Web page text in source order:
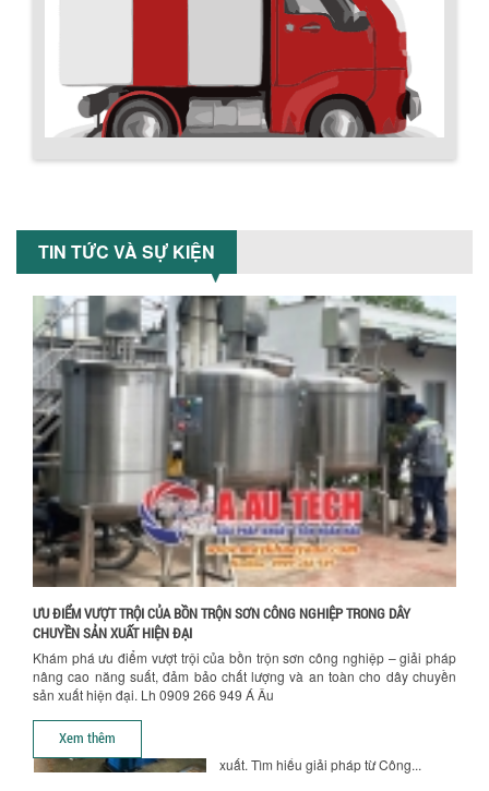
Hướng dẫn thanh toán mua hàng
TIN TỨC VÀ SỰ KIỆN
ƯU ĐIỂM VƯỢT TRỘI CỦA BỒN TRỘN SƠN CÔNG NGHIỆP TRONG DÂY
CHUYỀN SẢN XUẤT HIỆN ĐẠI
Khám phá ưu điểm vượt trội của bồn trộn sơn công nghiệp – giải pháp
nâng cao năng suất, đảm bảo chất lượng và an toàn cho dây chuyền
sản xuất hiện đại. Lh 0909 266 949 Á Âu
Xem thêm
Tiết kiệm chi phí, nhận ngay máy
TỐI ƯU CHI PHÍ SẢN XUẤT VỚI MÁY TRỘN
SƠN CÔNG NGHIỆP HIỆN ĐẠI
Khám phá cách máy trộn sơn công
nghiệp giúp doanh nghiệp tiết kiệm
CHỌN MÁY KHUẤY TRỘN HÓA CHẤT CHO
Khám phá những tiêu chí quan trọng
giúp doanh nghiệp lựa chọn máy khuấy
trộn hóa chất phù hợp. Từ máy khuấy
hóa...
NHỮNG YẾU TỐ QUYẾT ĐỊNH KHI CHỌN
BỒN KHUẤY SƠN: VẬT LIỆU, DUNG TÍCH VÀ
CÔNG SUẤT KHUẤY
Khám phá các yếu tố quan trọng khi
chọn bồn khuấy sơn: Vật liệu, dung tích
và công suất khuấy. Giải pháp tối...
BỒN KHUẤY TRỘN CHẤT LỎNG CHO
NGÀNH HÓA CHẤT: NHỮNG YẾU TỐ QUYẾT
ĐỊNH CHẤT LƯỢNG SẢN PHẨM CUỐI
CÙNG
Khám phá những yếu tố quan trọng
quyết định chất lượng sản phẩm khi sử
dụng bồn khuấy trộn chất lỏng trong...
TỐI ƯU CHI PHÍ ĐẦU TƯ NHỜ LỰA CHỌN
ĐÚNG DỤNG CỤ KHUẤY SƠN CHO DÂY
CHUYỀN SẢN XUẤT
xuất. Tìm hiểu giải pháp từ Công...